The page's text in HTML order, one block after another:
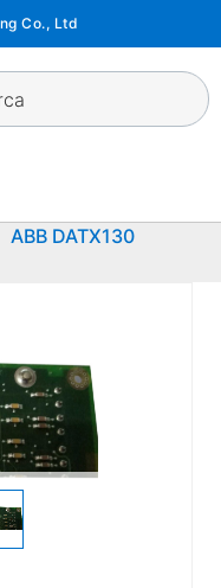
Co., Ltd
ABB DATX130